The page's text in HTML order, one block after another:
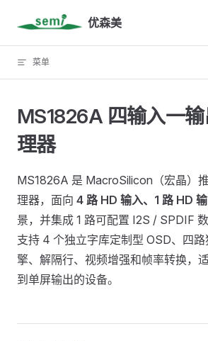
Skip to content 优森美
菜单
MS1826A 四输入一
理器
MS1826A 是 MacroSilicon（宏晶）
理器，面向 4 路 HD 输入、1 路 HD
景，并集成 1 路可配置 I2S / SPDIF
支持 4 个独立字库定制型 OSD、四路
擎、解隔行、视频增强和帧率转换，
到单屏输出的设备。